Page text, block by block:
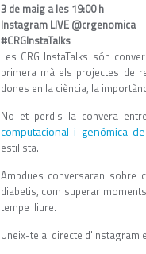
3 de maig a les 19:00 h
Instagram LIVE @crgenomica
#CRGInstaTalks
Les CRG InstaTalks són
primera mà els projectes de
dones en la ciència, la
No et perdis la convera
computacional i genómica
estilista.
Ambdues conversaran sobre
diabetis, com superar
tempe lliure.
Uneix-te al directe d'Instagram